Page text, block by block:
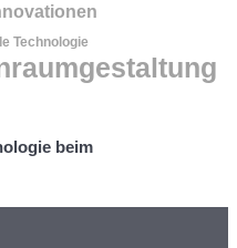
Technologie
beim